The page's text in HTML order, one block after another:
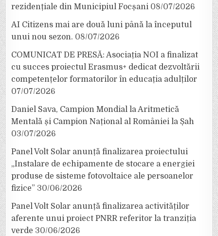
rezidențiale din Municipiul Focșani 08/07/2026
AI Citizens mai are două luni până la începutul
unui nou sezon. 08/07/2026
COMUNICAT DE PRESĂ: Asociația NOI a finalizat
cu succes proiectul Erasmus+ dedicat dezvoltării
competențelor formatorilor în educația adulților
07/07/2026
Daniel Sava, Campion Mondial la Aritmetică
Mentală și Campion Național al României la Șah
03/07/2026
Panel Volt Solar anunță finalizarea proiectului
„Instalare de echipamente de stocare a energiei
produse de sisteme fotovoltaice ale persoanelor
fizice” 30/06/2026
Panel Volt Solar anunță finalizarea activităților
aferente unui proiect PNRR referitor la tranziția
verde 30/06/2026